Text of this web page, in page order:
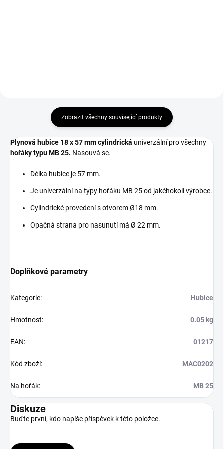
Zobrazit všechny související produkty
Plynová hubice 18 x 57 mm cylindrická univerzální pro všechny
hořáky typu MB 25. Nasouvá se.
Délka hubice je 57 mm.
Je univerzální na typy hořáku MB 25 od jakéhokoli výrobce.
Cylindrické provedení s otvorem Ø18 mm.
Opačná strana pro nasunutí má Ø 22 mm.
Doplňkové parametry
Kategorie: Hubice
Hmotnost: 0.05 kg
EAN: 01217
Kód zboží: MAC0202
Na hořák: MB 25
Diskuze
Buďte první, kdo napíše příspěvek k této položce.